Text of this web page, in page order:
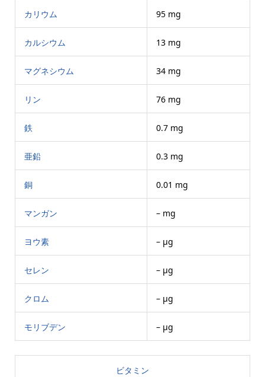
カリウム 95 mg
カルシウム 13 mg
マグネシウム 34 mg
リン 76 mg
鉄 0.7 mg
亜鉛 0.3 mg
銅 0.01 mg
マンガン – mg
ヨウ素 – μg
セレン – μg
クロム – μg
モリブデン – μg
ビタミン